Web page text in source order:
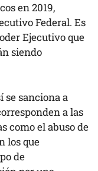
en 2019,
Federal. Es
Ejecutivo que
siendo
se sanciona a
a las
como el abuso de
los que
de